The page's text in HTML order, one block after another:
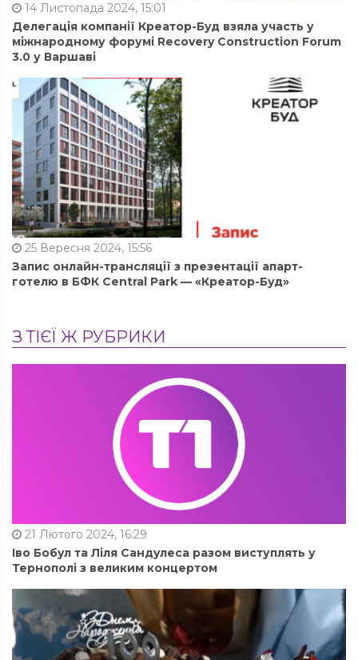
14 Листопада 2024, 15:01
Делегація компанії Креатор-Буд взяла участь у
міжнародному форумі Recovery Construction Forum
3.0 у Варшаві
25 Вересня 2024, 15:56
Запис онлайн-трансляції з презентації апарт-
готелю в БФК Central Park — «Креатор-Буд»
З ТІЄЇ Ж РУБРИКИ
21 Лютого 2024, 16:29
Іво Бобул та Ліля Сандулеса разом виступлять у
Тернополі з великим концертом